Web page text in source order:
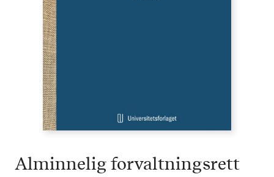
Alminnelig forvaltningsrett